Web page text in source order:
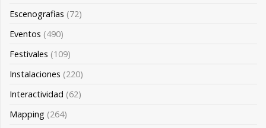
Escenografias (72)
Eventos (490)
Festivales (109)
Instalaciones (220)
Interactividad (62)
Mapping (264)